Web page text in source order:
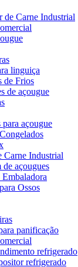
de Carne Industrial
linguiça
de Frios
de açougue
para açougue
Carne Industrial
açougues
Embaladora
Ossos
panificação
refrigerado
refrigerado